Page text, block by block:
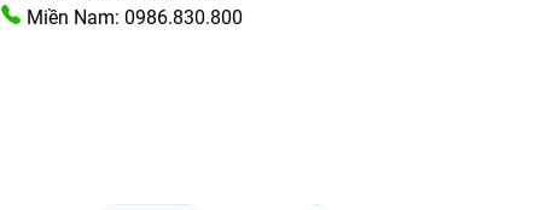
Miền Nam: 0986.830.800